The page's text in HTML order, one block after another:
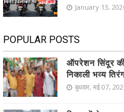
January 13,
POPULAR POSTS
ऑपरेशन सिंदूर
निकाली भव्य
बुधवार, मई 07,